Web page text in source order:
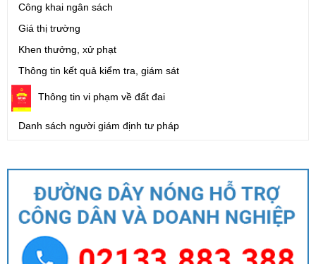
Công khai ngân sách
Giá thị trường
Khen thưởng, xử phạt
Thông tin kết quả kiểm tra, giám sát
Thông tin vi phạm về đất đai
Danh sách người giám định tư pháp